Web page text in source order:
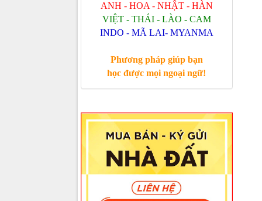
ANH - HOA - NHẬT - HÀN
VIỆT - THÁI - LÀO - CAM
INDO - MÃ LAI- MYANMA
Phương pháp giúp bạn
học được mọi ngoại ngữ!